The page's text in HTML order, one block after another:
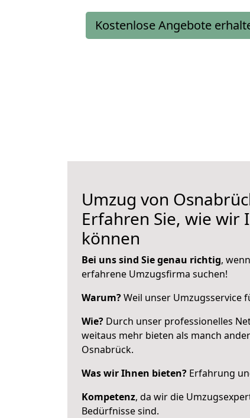
Kostenlose Angebote
Umzug von
Erfahren Sie, wie wir
können
Bei uns sind Sie genau richtig,
erfahrene Umzugsfirma suchen!
Warum?Weil unser Umzugsservice
Wie? Durch unser professionelles
weitaus mehr bieten als manch
Osnabrück.
Was wir Ihnen bieten? Erfahrung
Kompetenz, da wir die
Bedürfnisse sind.